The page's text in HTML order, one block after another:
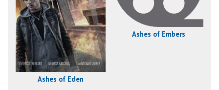
Ashes of Eden
Ashes of Embers